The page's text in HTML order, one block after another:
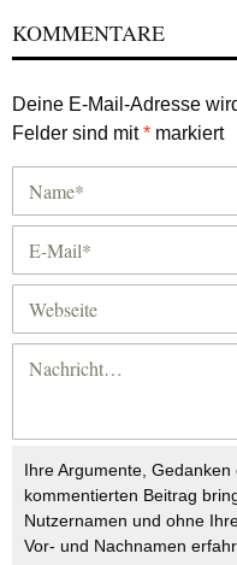
KOMMENTARE
Deine E-Mail-Adresse
Felder sind mit* markiert
Ihre Argumente,
kommentierten Beitrag
Nutzernamen und ohne
Vor- und Nachnamen